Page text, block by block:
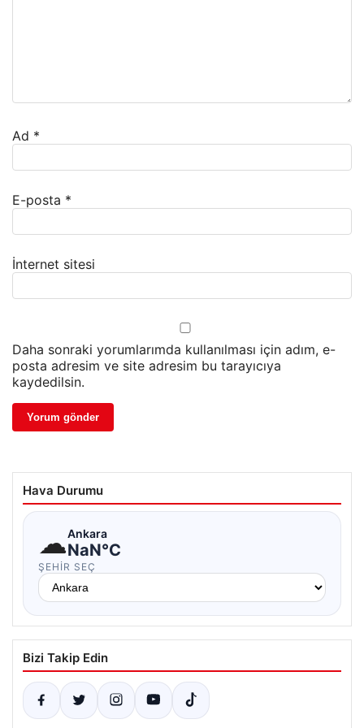
Ad *
E-posta *
İnternet sitesi
Daha sonraki yorumlarımda kullanılması için adım, e-
posta adresim ve site adresim bu tarayıcıya
kaydedilsin.
Hava Durumu
☁Ankara
NaN°C
ŞEHIR SEÇ
Bizi Takip Edin